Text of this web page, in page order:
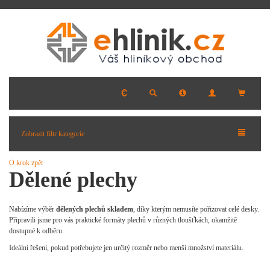
Zobrazit filtr kategorie
O krok zpět
Dělené plechy
Nabízíme výběr dělených plechů skladem, díky kterým nemusíte pořizovat celé desky.
Připravili jsme pro vás praktické formáty plechů v různých tloušťkách, okamžitě
dostupné k odběru.
Ideální řešení, pokud potřebujete jen určitý rozměr nebo menší množství materiálu.